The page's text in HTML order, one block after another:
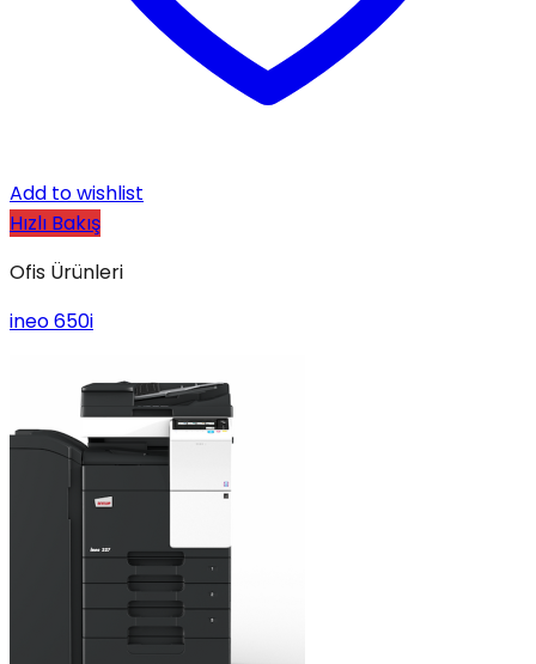
Add to wishlist
Hızlı Bakış
Ofis Ürünleri
ineo 650i